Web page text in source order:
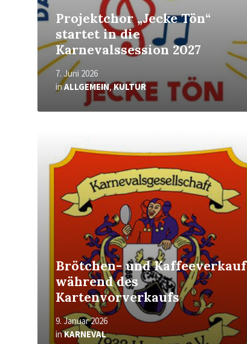
Projektchor „Jecke Tön“
startet in die
Karnevalssession 2027
7. Juni 2026
inALLGEMEIN,KULTUR
Brötchen- und Kaffeeverkauf
während des
Kartenvorverkaufs
9. Januar 2026
inKARNEVAL
erfahren